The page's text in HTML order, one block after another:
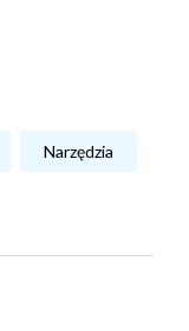
Narzędzia